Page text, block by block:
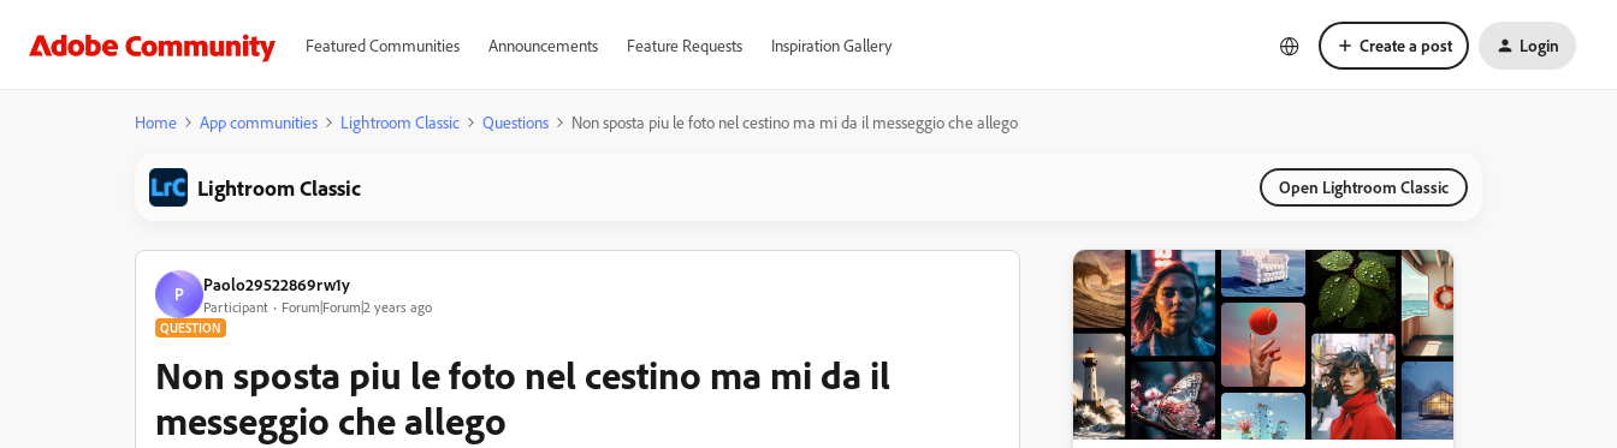
Featured Communities Announcements Feature Requests Inspiration Gallery Create a post Login
Home App communities Lightroom Classic Questions Non sposta piu le foto nel cestino ma mi da il messeggio che allego
Lightroom Classic Open Lightroom Classic
P Paolo29522869rw1y
Participant Forum|Forum|2 years ago
QUESTION
Non sposta piu le foto nel cestino ma mi da il
messeggio che allego